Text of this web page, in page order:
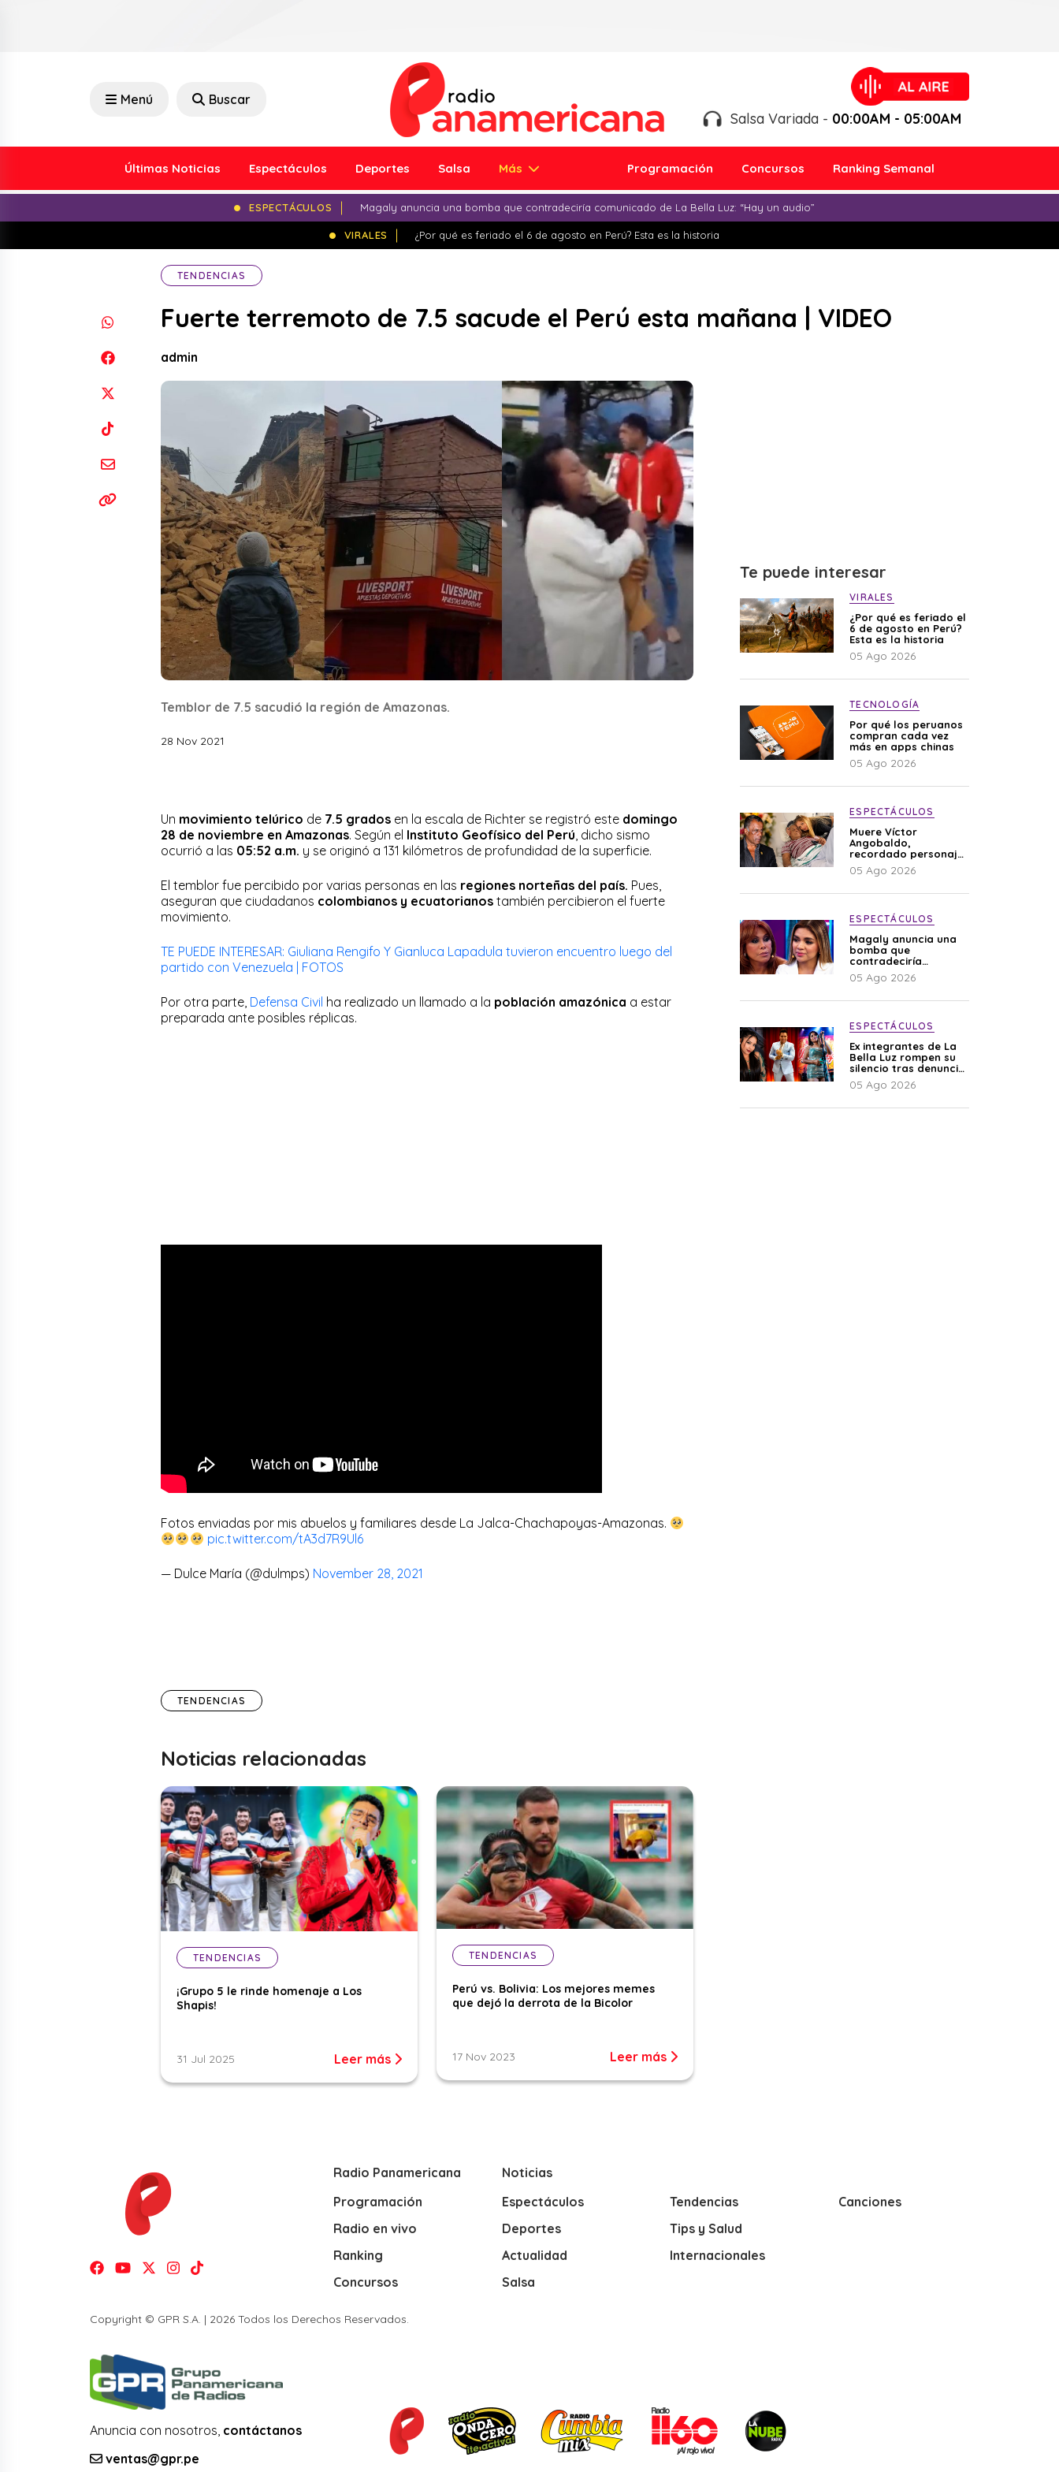
Menú Buscar
Salsa Variada - 00:00AM - 05:00AM
Últimas Noticias Espectáculos Deportes Salsa Más Programación Concursos Ranking Semanal
ESPECTÁCULOS Magaly anuncia una bomba que contradeciría comunicado de La Bella Luz: “Hay un audio”
VIRALES ¿Por qué es feriado el 6 de agosto en Perú? Esta es la historia
TENDENCIAS
Fuerte terremoto de 7.5 sacude el Perú esta mañana | VIDEO
admin
Temblor de 7.5 sacudió la región de Amazonas.
28 Nov 2021
Un movimiento telúrico de 7.5 grados en la escala de Richter se registró este domingo
28 de noviembre en Amazonas. Según el Instituto Geofísico del Perú, dicho sismo
ocurrió a las 05:52 a.m. y se originó a 131 kilómetros de profundidad de la superficie.
El temblor fue percibido por varias personas en las regiones norteñas del país. Pues,
aseguran que ciudadanos colombianos y ecuatorianos también percibieron el fuerte
movimiento.
TE PUEDE INTERESAR: Giuliana Rengifo Y Gianluca Lapadula tuvieron encuentro luego del
partido con Venezuela | FOTOS
Por otra parte, Defensa Civil ha realizado un llamado a la población amazónica a estar
preparada ante posibles réplicas.
Fotos enviadas por mis abuelos y familiares desde La Jalca-Chachapoyas-Amazonas.
pic.twitter.com/tA3d7R9Ul6
— Dulce María (@dulmps) November 28, 2021
TENDENCIAS
Noticias relacionadas
TENDENCIAS
¡Grupo 5 le rinde homenaje a Los
Shapis!
31 Jul 2025 Leer más
TENDENCIAS
Perú vs. Bolivia: Los mejores memes
que dejó la derrota de la Bicolor
17 Nov 2023 Leer más
Te puede interesar
VIRALES
¿Por qué es feriado el
6 de agosto en Perú?
Esta es la historia
05 Ago 2026
TECNOLOGÍA
Por qué los peruanos
compran cada vez
más en apps chinas
05 Ago 2026
ESPECTÁCULOS
Muere Víctor
Angobaldo,
recordado personaje
de la farándula y
expareja de Shirley
05 Ago 2026
ESPECTÁCULOS
Magaly anuncia una
bomba que
contradeciría
comunicado de La
Bella Luz: “Hay un
05 Ago 2026
ESPECTÁCULOS
Ex integrantes de La
Bella Luz rompen su
silencio tras denuncia
de Naldy: “Todo el
mundo lo sabía”
05 Ago 2026
Radio Panamericana
Programación
Radio en vivo
Ranking
Concursos
Noticias
Espectáculos
Deportes
Actualidad
Salsa
Tendencias
Tips y Salud
Internacionales
Canciones
Copyright © GPR S.A. | 2026 Todos los Derechos Reservados.
Anuncia con nosotros, contáctanos
ventas@gpr.pe